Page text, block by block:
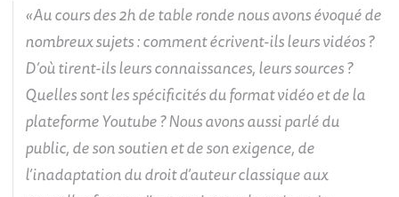
Au cours des 2h de table ronde nous avons évoqué de
nombreux sujets : comment écrivent-ils leurs vidéos ?
D’où tirent-ils leurs connaissances, leurs sources ?
Quelles sont les spécificités du format vidéo et de la
plateforme Youtube ? Nous avons aussi parlé du
public, de son soutien et de son exigence, de
l’inadaptation du droit d’auteur classique aux